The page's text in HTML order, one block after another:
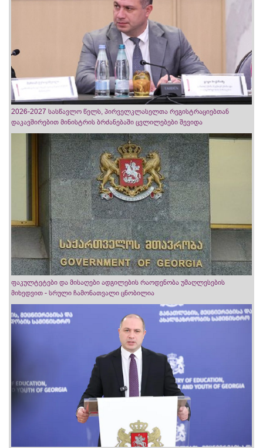
2026-2027 სასწავლო წელს, პირველკლასელთა რეგისტრაციებთან
დაკავშირებით მინისტრის ბრძანებაში ცვლილებები შევიდა
ფაკულტეტები და მისაღები ადგილების რაოდენობა უმაღლესების
მიხედვით - სრული ჩამონათვალი ცნობილია